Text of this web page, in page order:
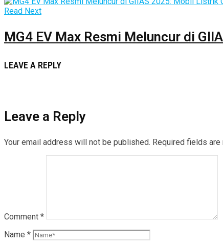
Read Next
MG4 EV Max Resmi Meluncur di
LEAVE A REPLY
Leave a Reply
Your email address will not be published. Required fields are
Comment *
Name *